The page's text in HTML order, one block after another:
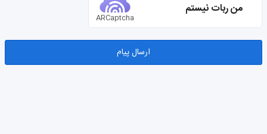
من ربات نیستم
ARCaptcha